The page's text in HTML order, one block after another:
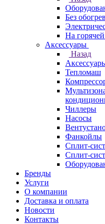
Без
На
Аксессуары
Назад
Тепломаш
Чиллеры
Насосы
Фанкойлы
Сплит-
Сплит-
Бренды
Услуги
О компании
Доставка и оплата
Новости
Контакты